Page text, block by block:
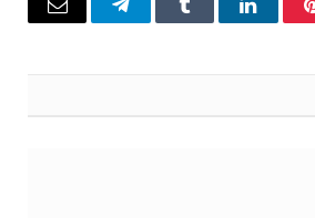
بينتيريستلينكدإنTumblrتيلقرامالبريد